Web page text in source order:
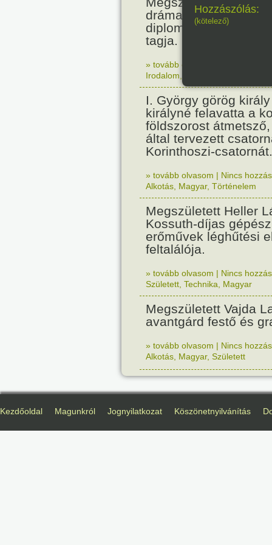
drámaíró, költő,
diplomata, a Francia
tagja.
» tovább olvasom
Irodalom
I. György görög
királyné felavatta a
földszorost
által tervezett
Korinthoszi-csatornát.
» tovább olvasom | Nincs
Alkotás Magyar, Történelem
Megszületett Heller
Kossuth-díjas
erőművek léghűtési
feltalálója.
» tovább olvasom | Nincs
Született Technika Magyar
Megszületett Vajda
avantgárd festő és
» tovább olvasom | Nincs
Alkotás Magyar, Született
Hozzászólás:
(kötelező)
Kezdőoldal Magunkról Jognyilatkozat Köszönetnyilvánítás